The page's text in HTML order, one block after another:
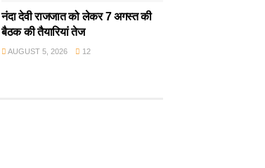
नंदा देवी राजजात को लेकर 7 अगस्त की
बैठक की तैयारियां तेज
AUGUST 5, 2026 12